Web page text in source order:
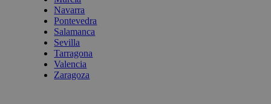
Navarra
Pontevedra
Salamanca
Sevilla
Tarragona
Valencia
Zaragoza